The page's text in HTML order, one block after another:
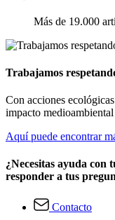
Más de 19.000
Trabajamos
Con acciones
impacto
Aquí puede encontrar
¿Necesitas ayuda con
responder a tus
Contacto